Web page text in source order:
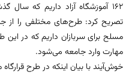
تصریح کرد: طرح‌های مختلفی را از
مسلح برای سربازان داریم که در این
مهارت وارد جامعه می‌شود.